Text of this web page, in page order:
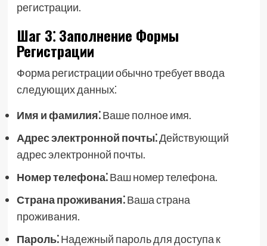
регистрации.
Шаг 3⁚ Заполнение Формы
Регистрации
Форма регистрации обычно требует ввода
следующих данных⁚
Имя и фамилия⁚Ваше полное имя.
Адрес электронной почты⁚Действующий
адрес электронной почты.
Номер телефона⁚Ваш номер телефона.
Страна проживания⁚Ваша страна
проживания.
Пароль⁚Надежный пароль для доступа к